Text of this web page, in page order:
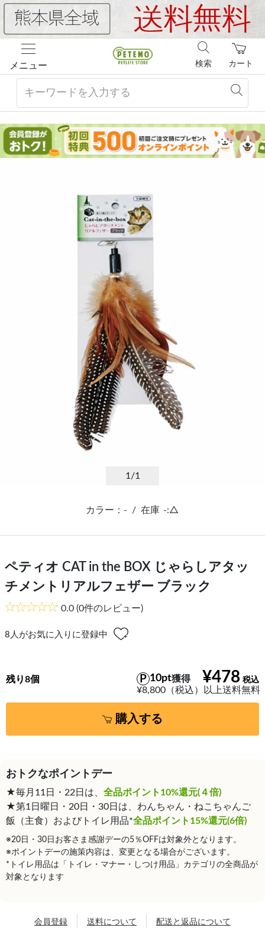
メニュー カート
検索
1/1
カラー：- / 在庫 -:△
ペティオ CAT in the BOX じゃらしアタッ
チメントリアルフェザー ブラック
0.0 (0件のレビュー)
8 人がお気に入りに登録中
¥478
10pt獲得
¥8,800（税込）以上送料無料
残り8個
購入する
おトクなポイントデー
★毎月11日・22日は、 全品ポイント10%還元(４倍)
★第1日曜日・20日・30日は、わんちゃん・ねこちゃんご
飯（主食）およびトイレ用品*全品ポイント15%還元(6倍)
※20日・30日お客さま感謝デーの5％OFFは対象外となります。
※ポイントデーの施策内容は、変更となる場合がございます。
*トイレ用品は「トイレ・マナー・しつけ用品」カテゴリの全商品が
対象となります
会員登録 送料について 配送と返品について